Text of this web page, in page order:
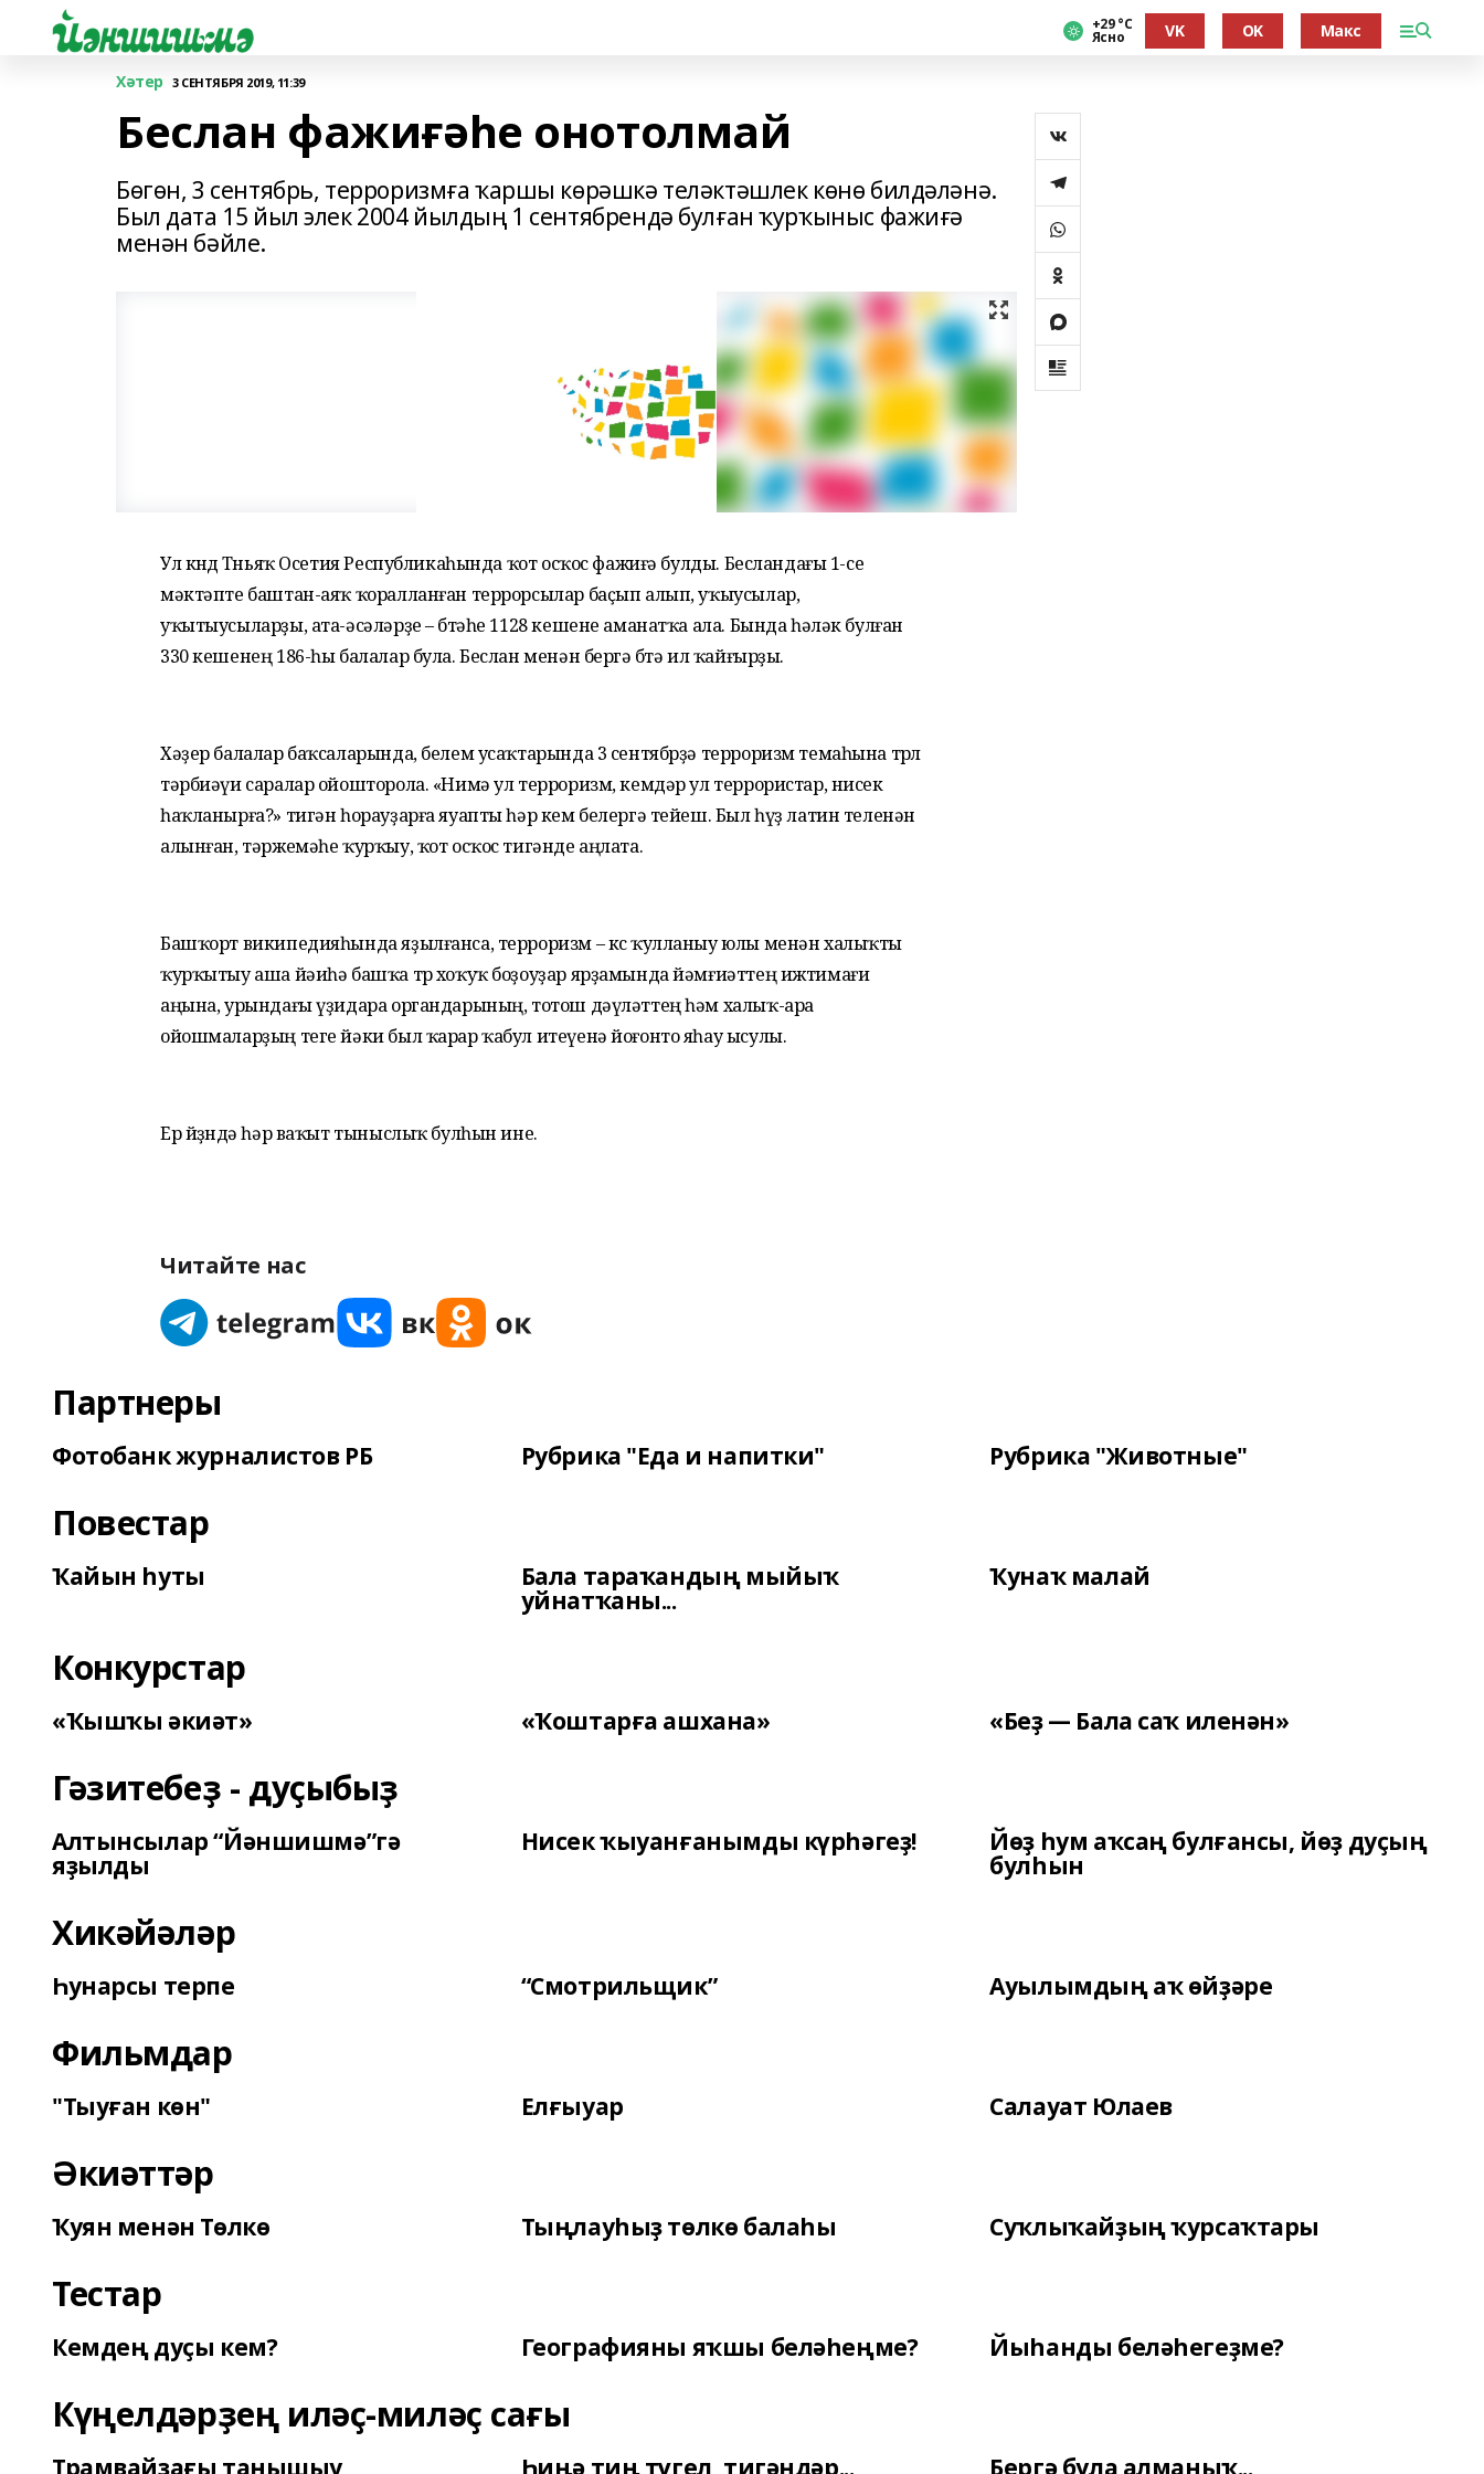
+29 °С
Ясно VK OK Макс
Хәтер 3 СЕНТЯБРЯ 2019, 11:39
Беслан фажиғәһе онотолмай
Бөгөн, 3 сентябрь, терроризмға ҡаршы көрәшкә теләктәшлек көнө билдәләнә.
Был дата 15 йыл элек 2004 йылдың 1 сентябрендә булған ҡурҡыныс фажиғә
менән бәйле.
Ул көндө Төньяҡ Осетия Республикаһында ҡот осҡос фажиғә булды. Бесландағы 1-се
мәктәпте баштан-аяҡ ҡоралланған террорсылар баҫып алып, уҡыусылар,
уҡытыусыларҙы, ата-әсәләрҙе – бөтәһе 1128 кешене аманатҡа ала. Бында һәләк булған
330 кешенең 186-һы балалар була. Беслан менән бергә бөтә ил ҡайғырҙы.
Хәҙер балалар баҡсаларында, белем усаҡтарында 3 сентябрҙә терроризм темаһына төрлө
тәрбиәүи саралар ойошторола. «Нимә ул терроризм, кемдәр ул террористар, нисек
һаҡланырға?» тигән һорауҙарға яуапты һәр кем белергә тейеш. Был һүҙ латин теленән
алынған, тәржемәһе ҡурҡыу, ҡот осҡос тигәнде аңлата.
Башҡорт википедияһында яҙылғанса, терроризм – көс ҡулланыу юлы менән халыҡты
ҡурҡытыу аша йәиһә башҡа төр хоҡуҡ боҙоуҙар ярҙамында йәмғиәттең ижтимағи
аңына, урындағы үҙидара органдарының, тотош дәүләттең һәм халыҡ-ара
ойошмаларҙың теге йәки был ҡарар ҡабул итеүенә йоғонто яһау ысулы.
Ер йөҙөндә һәр ваҡыт тыныслыҡ булһын ине.
Читайте нас
Партнеры
Фотобанк журналистов РБ Рубрика "Еда и напитки" Рубрика "Животные"
Повестар
Ҡайын һуты Бала тараҡандың мыйыҡ
уйнатҡаны...
Ҡунаҡ малай
Конкурстар
«Ҡышҡы әкиәт» «Ҡоштарға ашхана» «Беҙ — Бала саҡ иленән»
Гәзитебеҙ - дуҫыбыҙ
Алтынсылар “Йәншишмә”гә
яҙылды
Нисек ҡыуанғанымды күрһәгеҙ! Йөҙ һум аҡсаң булғансы, йөҙ дуҫың
булһын
Хикәйәләр
Һунарсы терпе “Смотрильщик” Ауылымдың аҡ өйҙәре
Фильмдар
"Тыуған көн" Елғыуар Салауат Юлаев
Әкиәттәр
Ҡуян менән Төлкө Тыңлауһыҙ төлкө балаһы Суҡлыҡайҙың ҡурсаҡтары
Тестар
Кемдең дуҫы кем? Географияны яҡшы беләһеңме? Йыһанды беләһегеҙме?
Күңелдәрҙең иләҫ-миләҫ сағы
Трамвайҙағы танышыу Һиңә тиң түгел, тигәндәр... Бергә була алманыҡ...